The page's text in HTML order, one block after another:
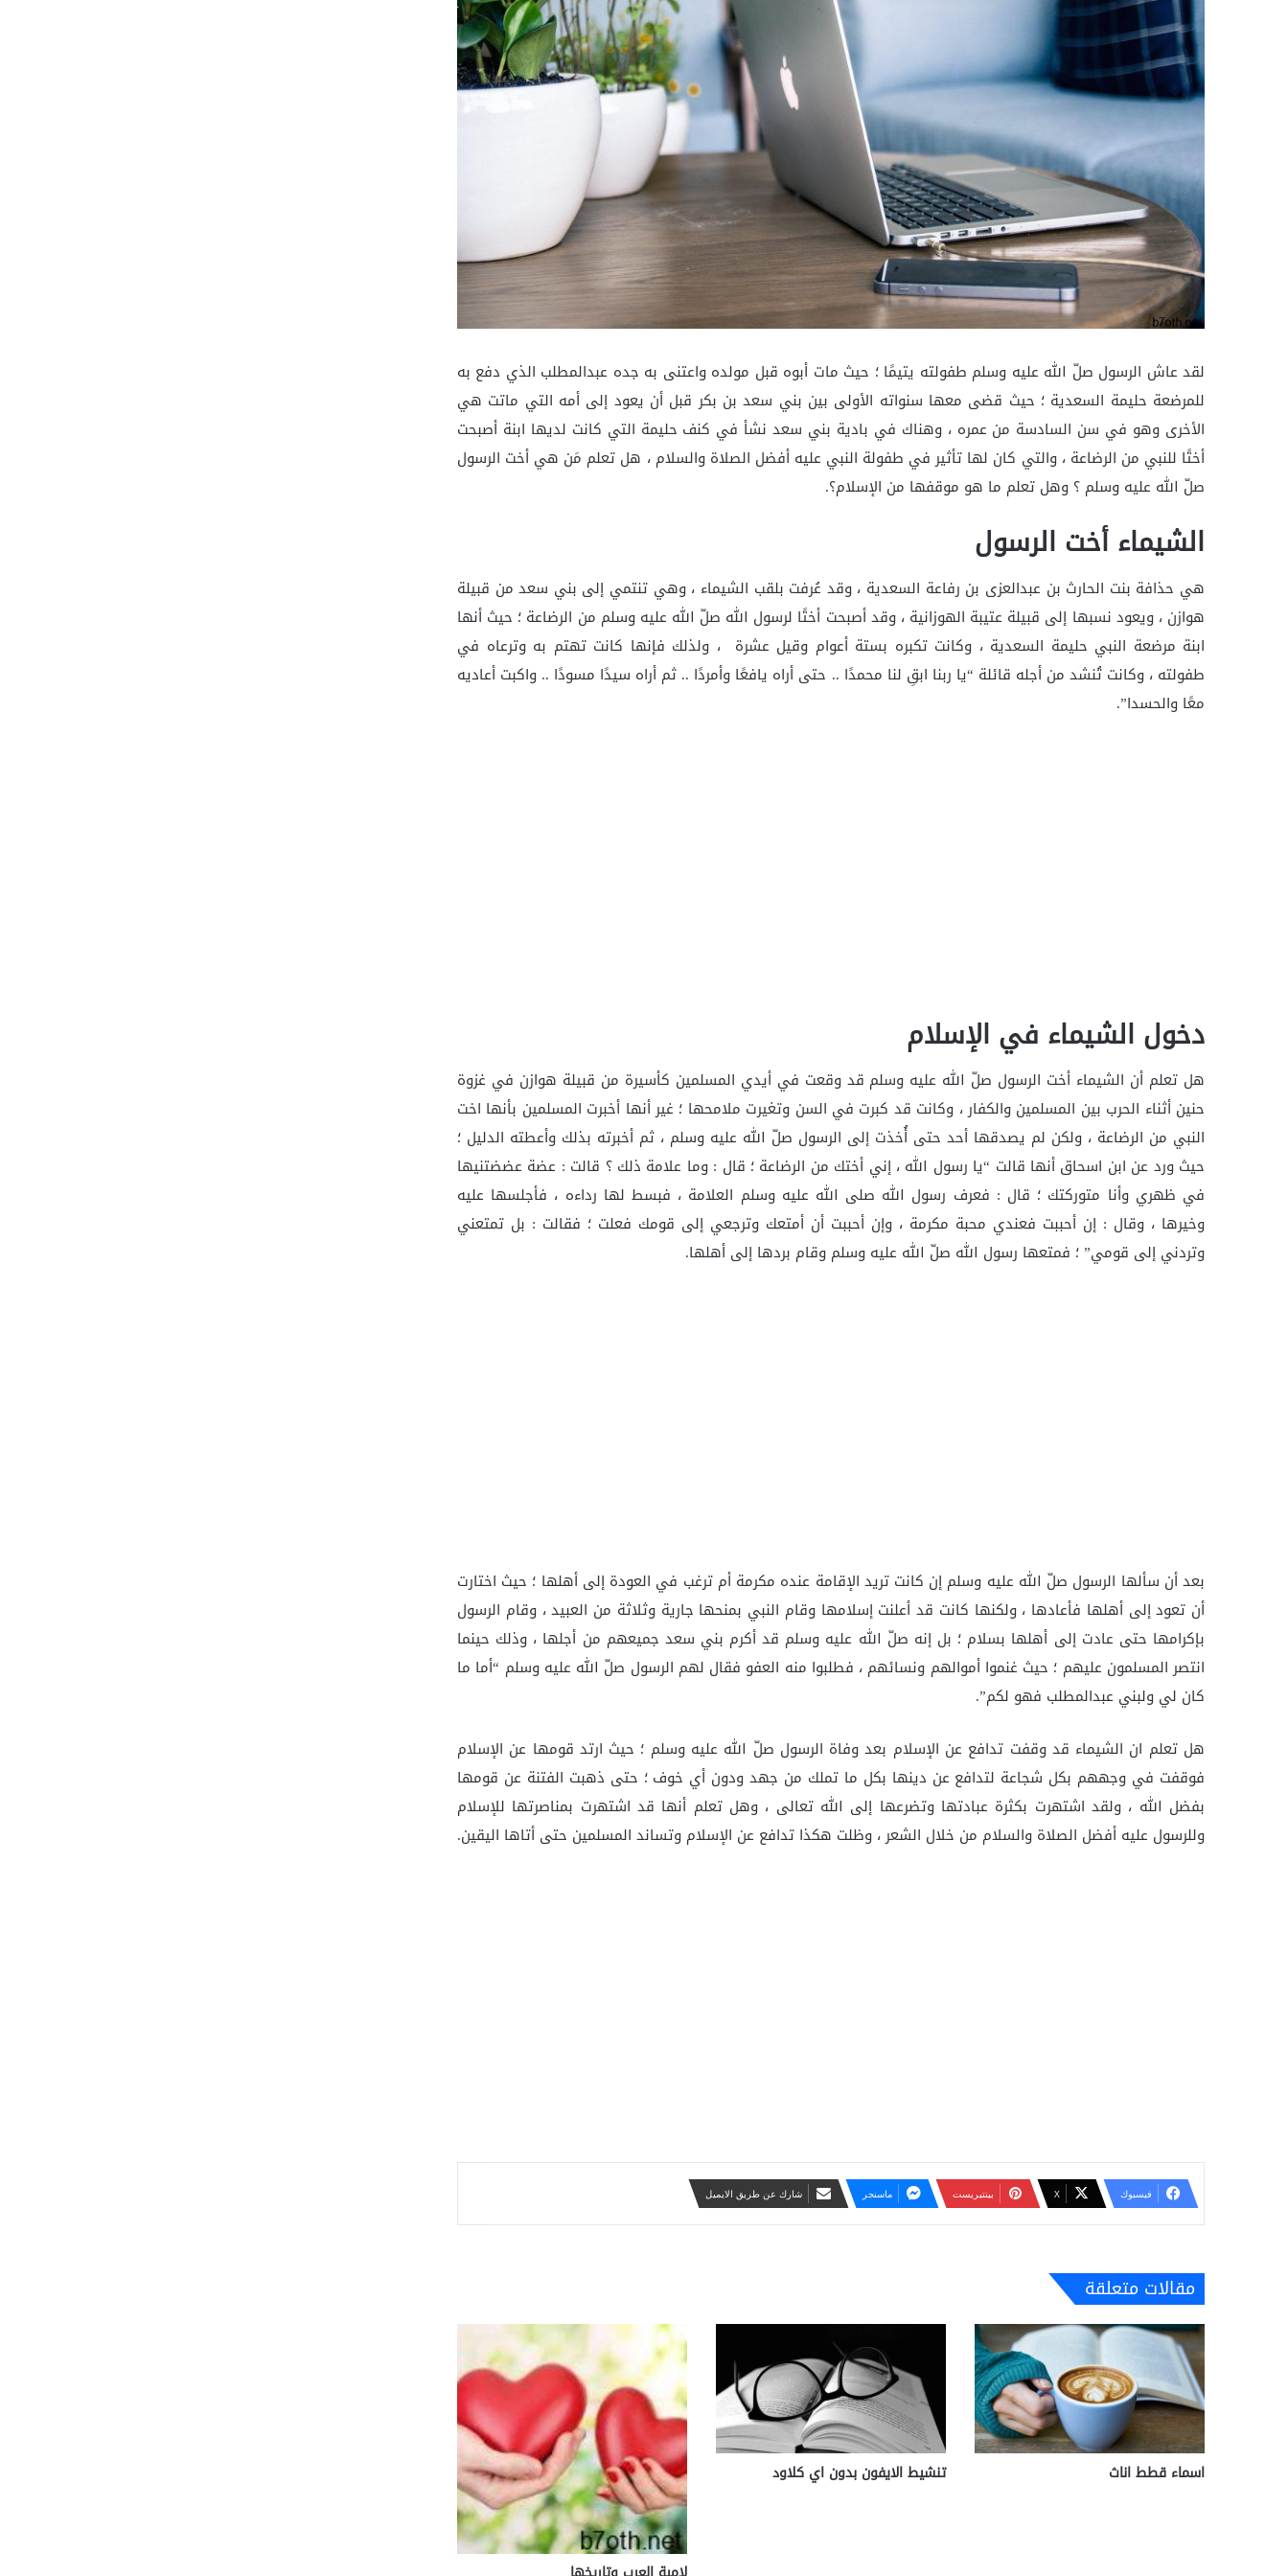
لقد عاش الرسول صلّ الله عليه وسلم طفولته يتيمًا ؛ حيث مات أبوه قبل مولده واعتنى به جده عبدالمطلب الذي دفع به
للمرضعة حليمة السعدية ؛ حيث قضى معها سنواته الأولى بين بني سعد بن بكر قبل أن يعود إلى أمه التي ماتت هي
الأخرى وهو في سن السادسة من عمره ، وهناك في بادية بني سعد نشأ في كنف حليمة التي كانت لديها ابنة أصبحت
أختًا للنبي من الرضاعة ، والتي كان لها تأثير في طفولة النبي عليه أفضل الصلاة والسلام ، هل تعلم مَن هي أخت الرسول
صلّ الله عليه وسلم ؟ وهل تعلم ما هو موقفها من الإسلام؟.
الشيماء أخت الرسول
هي حذافة بنت الحارث بن عبدالعزى بن رفاعة السعدية ، وقد عُرفت بلقب الشيماء ، وهي تنتمي إلى بني سعد من قبيلة
هوازن ، ويعود نسبها إلى قبيلة عتيبة الهوزانية ، وقد أصبحت أختًا لرسول الله صلّ الله عليه وسلم من الرضاعة ؛ حيث أنها
ابنة مرضعة النبي حليمة السعدية ، وكانت تكبره بستة أعوام وقيل عشرة ، ولذلك فإنها كانت تهتم به وترعاه في
طفولته ، وكانت تُنشد من أجله قائلة “يا ربنا ابقِ لنا محمدًا .. حتى أراه يافعًا وأمردًا .. ثم أراه سيدًا مسودًا .. واكبت أعاديه
معًا والحسدا”.
دخول الشيماء في الإسلام
هل تعلم أن الشيماء أخت الرسول صلّ الله عليه وسلم قد وقعت في أيدي المسلمين كأسيرة من قبيلة هوازن في غزوة
حنين أثناء الحرب بين المسلمين والكفار ، وكانت قد كبرت في السن وتغيرت ملامحها ؛ غير أنها أخبرت المسلمين بأنها اخت
النبي من الرضاعة ، ولكن لم يصدقها أحد حتى أُخذت إلى الرسول صلّ الله عليه وسلم ، ثم أخبرته بذلك وأعطته الدليل ؛
حيث ورد عن ابن اسحاق أنها قالت “يا رسول الله ، إني أختك من الرضاعة ؛ قال : وما علامة ذلك ؟ قالت : عضة عضضتنيها
في ظهري وأنا متوركتك ؛ قال : فعرف رسول الله صلى الله عليه وسلم العلامة ، فبسط لها رداءه ، فأجلسها عليه
وخيرها ، وقال : إن أحببت فعندي محبة مكرمة ، وإن أحببت أن أمتعك وترجعي إلى قومك فعلت ؛ فقالت : بل تمتعني
وتردني إلى قومي” ؛ فمتعها رسول الله صلّ الله عليه وسلم وقام بردها إلى أهلها.
بعد أن سألها الرسول صلّ الله عليه وسلم إن كانت تريد الإقامة عنده مكرمة أم ترغب في العودة إلى أهلها ؛ حيث اختارت
أن تعود إلى أهلها فأعادها ، ولكنها كانت قد أعلنت إسلامها وقام النبي بمنحها جارية وثلاثة من العبيد ، وقام الرسول
بإكرامها حتى عادت إلى أهلها بسلام ؛ بل إنه صلّ الله عليه وسلم قد أكرم بني سعد جميعهم من أجلها ، وذلك حينما
انتصر المسلمون عليهم ؛ حيث غنموا أموالهم ونسائهم ، فطلبوا منه العفو فقال لهم الرسول صلّ الله عليه وسلم “أما ما
كان لي ولبني عبدالمطلب فهو لكم”.
هل تعلم ان الشيماء قد وقفت تدافع عن الإسلام بعد وفاة الرسول صلّ الله عليه وسلم ؛ حيث ارتد قومها عن الإسلام
فوقفت في وجههم بكل شجاعة لتدافع عن دينها بكل ما تملك من جهد ودون أي خوف ؛ حتى ذهبت الفتنة عن قومها
بفضل الله ، ولقد اشتهرت بكثرة عبادتها وتضرعها إلى الله تعالى ، وهل تعلم أنها قد اشتهرت بمناصرتها للإسلام
وللرسول عليه أفضل الصلاة والسلام من خلال الشعر ، وظلت هكذا تدافع عن الإسلام وتساند المسلمين حتى أتاها اليقين.
فيسبوك ‫X بينتيريست ماسنجر شارك عن طريق الايميل
مقالات متعلقة
اسماء قطط اناث تنشيط الايفون بدون اي كلاود